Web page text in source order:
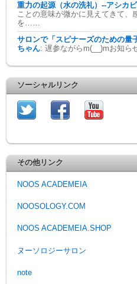
重力の起源（水の洗礼）--アシカ
ことの意味が微かに見えてきて、
を……
サロンで「スピナーズのための量
ちゃん: 遅参ながらm(__)mお知ら
ソーシャルリンク
その他リンク
NOOS ACADEMEIA
NOOSOLOGY.COM
NOOS ACADEMEIA.SHOP
ヌーソロジーサロン
note